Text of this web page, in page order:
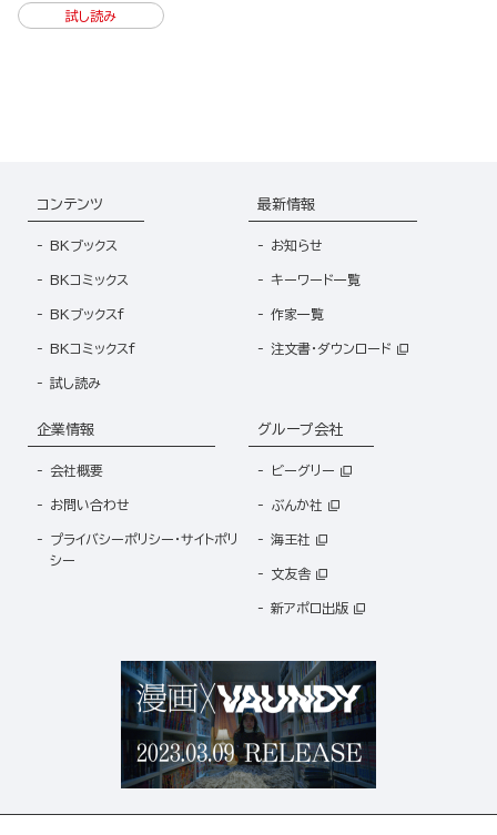
試し読み
コンテンツ
BKブックス
BKコミックス
BKブックスf
BKコミックスf
試し読み
最新情報
お知らせ
キーワード一覧
作家一覧
注文書・ダウンロード
企業情報
会社概要
お問い合わせ
プライバシーポリシー・サイトポリ
シー
グループ会社
ビーグリー
ぶんか社
海王社
文友舎
新アポロ出版